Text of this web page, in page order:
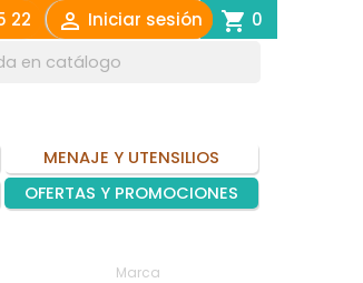
22  Iniciar sesión shopping_cart 0
MENAJE Y UTENSILIOS
OFERTAS Y PROMOCIONES
Marca